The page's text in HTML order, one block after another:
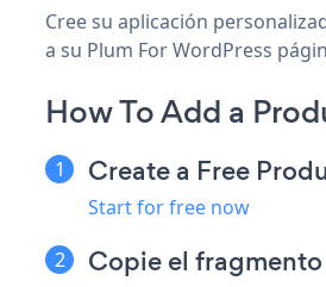
Cree su aplicación
a su Plum For WordPress
How To Add a
Create a Free
Start for free now
Copie el